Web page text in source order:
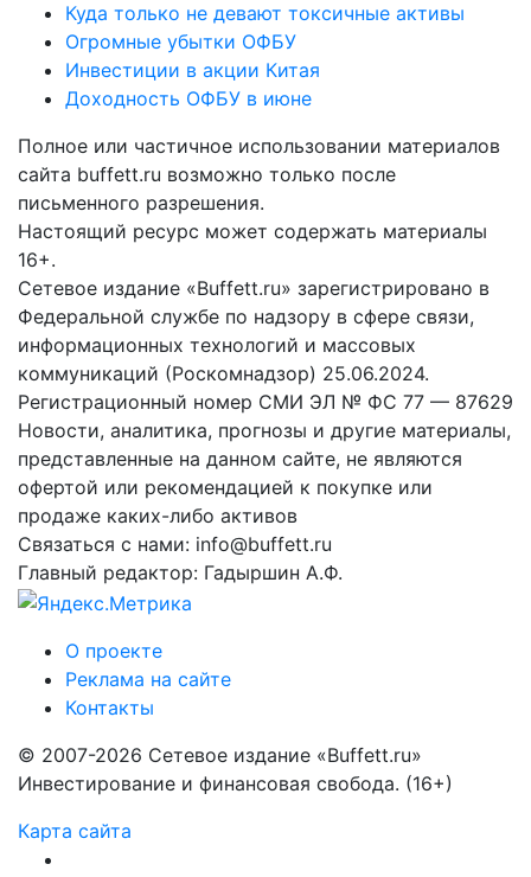
Куда только не девают токсичные активы
Огромные убытки ОФБУ
Инвестиции в акции Китая
Доходность ОФБУ в июне
Полное или частичное использовании материалов
сайта buffett.ru возможно только после
письменного разрешения.
Настоящий ресурс может содержать материалы
16+.
Сетевое издание «Buffett.ru» зарегистрировано в
Федеральной службе по надзору в сфере связи,
информационных технологий и массовых
коммуникаций (Роскомнадзор) 25.06.2024.
Регистрационный номер СМИ ЭЛ № ФС 77 — 87629
Новости, аналитика, прогнозы и другие материалы,
представленные на данном сайте, не являются
офертой или рекомендацией к покупке или
продаже каких-либо активов
Связаться с нами: info@buffett.ru
Главный редактор: Гадыршин А.Ф.
О проекте
Реклама на сайте
Контакты
© 2007-2026 Сетевое издание «Buffett.ru»
Инвестирование и финансовая свобода. (16+)
Карта сайта